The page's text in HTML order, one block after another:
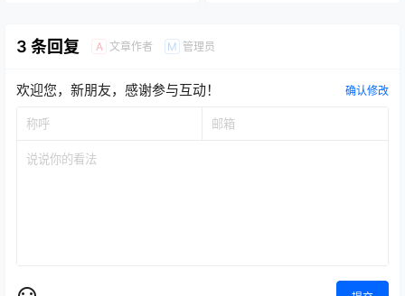
3 条回复 A 文章作者 M 管理员
欢迎您，新朋友，感谢参与互动！ 确认修改